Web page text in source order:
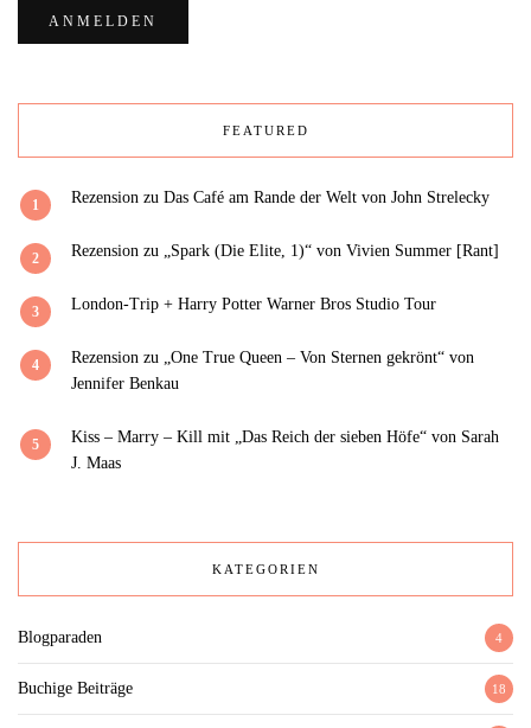
FEATURED
1 Rezension zu Das Café am Rande der Welt von John Strelecky
2 Rezension zu „Spark (Die Elite, 1)“ von Vivien Summer [Rant]
3 London-Trip + Harry Potter Warner Bros Studio Tour
4
Rezension zu „One True Queen – Von Sternen gekrönt“ von
Jennifer Benkau
5
Kiss – Marry – Kill mit „Das Reich der sieben Höfe“ von Sarah
J. Maas
KATEGORIEN
Blogparaden 4
Buchige Beiträge 18